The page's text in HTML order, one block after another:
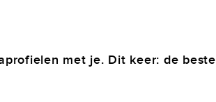
met je. Dit keer: de beste